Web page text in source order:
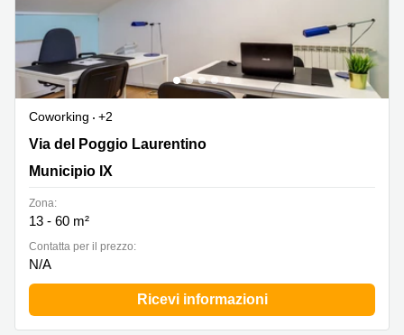
Coworking
+2
Via del Poggio Laurentino 118, Roma, Municipio IX
Via del Poggio Laurentino
Municipio IX
Zona:
13 - 60 m²
Сontatta per il prezzo:
N/A
Ricevi informazioni